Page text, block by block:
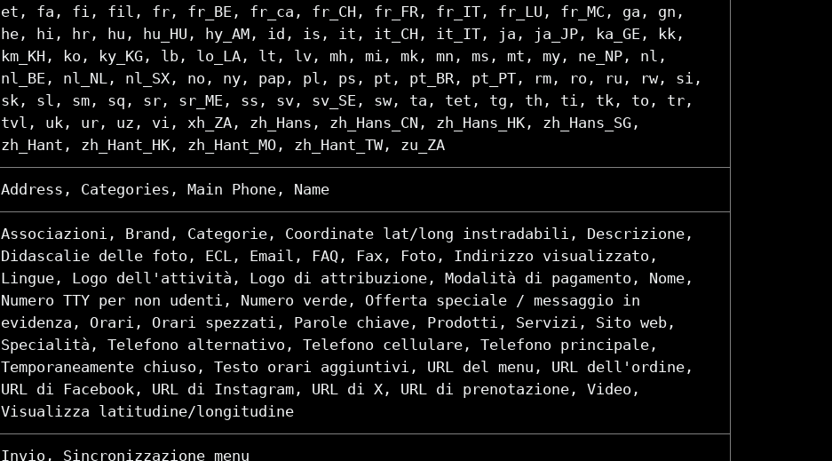
et, fa, fi, fil, fr, fr_BE, fr_ca, fr_CH, fr_FR, fr_IT, fr_LU, fr_MC, ga, gn,
he, hi, hr, hu, hu_HU, hy_AM, id, is, it, it_CH, it_IT, ja, ja_JP, ka_GE, kk,
km_KH, ko, ky_KG, lb, lo_LA, lt, lv, mh, mi, mk, mn, ms, mt, my, ne_NP, nl,
nl_BE, nl_NL, nl_SX, no, ny, pap, pl, ps, pt, pt_BR, pt_PT, rm, ro, ru, rw, si,
sk, sl, sm, sq, sr, sr_ME, ss, sv, sv_SE, sw, ta, tet, tg, th, ti, tk, to, tr,
tvl, uk, ur, uz, vi, xh_ZA, zh_Hans, zh_Hans_CN, zh_Hans_HK, zh_Hans_SG,
zh_Hant, zh_Hant_HK, zh_Hant_MO, zh_Hant_TW, zu_ZA
Address, Categories, Main Phone, Name
Associazioni, Brand, Categorie, Coordinate lat/long instradabili, Descrizione,
Didascalie delle foto, ECL, Email, FAQ, Fax, Foto, Indirizzo visualizzato,
Lingue, Logo dell'attività, Logo di attribuzione, Modalità di pagamento, Nome,
Numero TTY per non udenti, Numero verde, Offerta speciale / messaggio in
evidenza, Orari, Orari spezzati, Parole chiave, Prodotti, Servizi, Sito web,
Specialità, Telefono alternativo, Telefono cellulare, Telefono principale,
Temporaneamente chiuso, Testo orari aggiuntivi, URL del menu, URL dell'ordine,
URL di Facebook, URL di Instagram, URL di X, URL di prenotazione, Video,
Visualizza latitudine/longitudine
Invio, Sincronizzazione menu